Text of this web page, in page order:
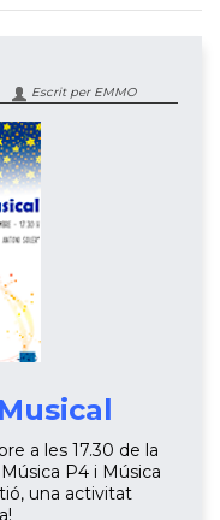
Escrit per EMMO
a les 17.30 de la
P4 i Música
una activitat